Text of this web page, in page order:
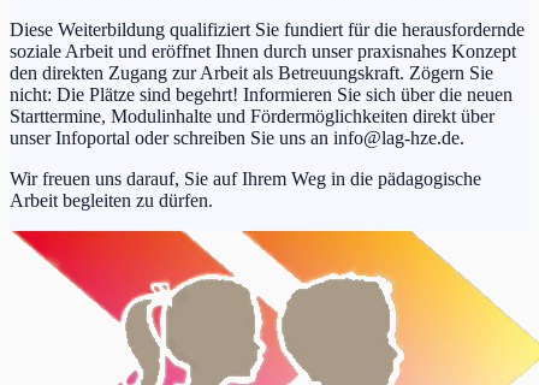
Diese Weiterbildung qualifiziert Sie fundiert für die herausfordernde
soziale Arbeit und eröffnet Ihnen durch unser praxisnahes Konzept
den direkten Zugang zur Arbeit als Betreuungskraft. Zögern Sie
nicht: Die Plätze sind begehrt! Informieren Sie sich über die neuen
Starttermine, Modulinhalte und Fördermöglichkeiten direkt über
unser Infoportal oder schreiben Sie uns an info@lag-hze.de.
Wir freuen uns darauf, Sie auf Ihrem Weg in die pädagogische
Arbeit begleiten zu dürfen.